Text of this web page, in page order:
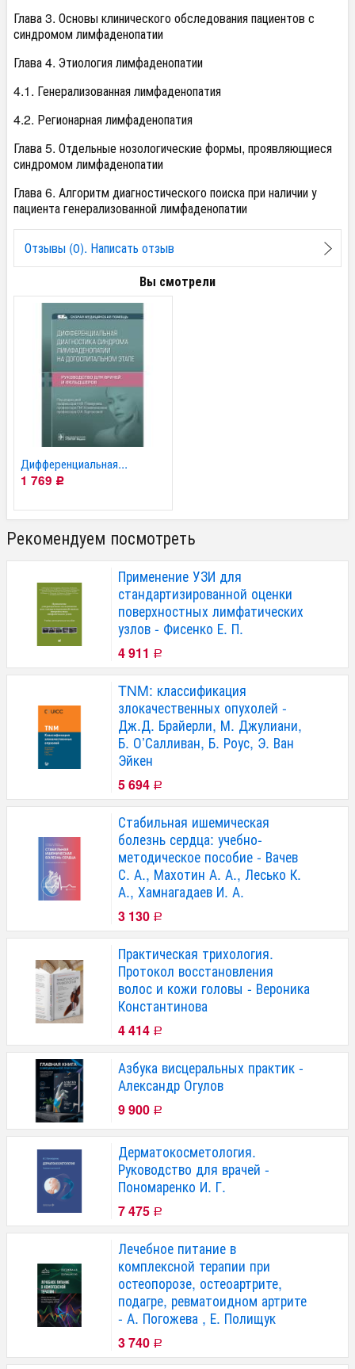
Глава 3. Основы клинического обследования пациентов с
синдромом лимфаденопатии
Глава 4. Этиология лимфаденопатии
4.1. Генерализованная лимфаденопатия
4.2. Регионарная лимфаденопатия
Глава 5. Отдельные нозологические формы, проявляющиеся
синдромом лимфаденопатии
Глава 6. Алгоритм диагностического поиска при наличии у
пациента генерализованной лимфаденопатии
Отзывы (0). Написать отзыв
Вы смотрели
Дифференциальная...
1 769 Р
Рекомендуем посмотреть
Применение УЗИ для
стандартизированной оценки
поверхностных лимфатических
узлов - Фисенко Е. П.
4 911 Р
TNM: классификация
злокачественных опухолей -
Дж.Д. Брайерли, М. Джулиани,
Б. О’Салливан, Б. Роус, Э. Ван
Эйкен
5 694 Р
Стабильная ишемическая
болезнь сердца: учебно-
методическое пособие - Вачев
С. А., Махотин А. А., Лесько К.
А., Хамнагадаев И. А.
3 130 Р
Практическая трихология.
Протокол восстановления
волос и кожи головы - Вероника
Константинова
4 414 Р
Азбука висцеральных практик -
Александр Огулов
9 900 Р
Дерматокосметология.
Руководство для врачей -
Пономаренко И. Г.
7 475 Р
Лечебное питание в
комплексной терапии при
остеопорозе, остеоартрите,
подагре, ревматоидном артрите
- А. Погожева , Е. Полищук
3 740 Р